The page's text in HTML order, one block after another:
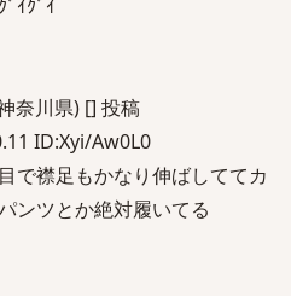
ｲｸﾞｲ
奈川県) [] 投稿
ID:Xyi/Aw0L0
で襟足もかなり伸ばしててカ
ンツとか絶対履いてる